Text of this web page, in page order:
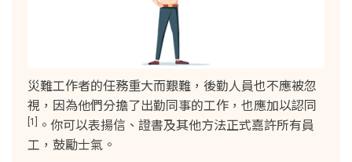
災難工作者的任務重大而艱難，後勤人員也不應被忽
視，因為他們分擔了出勤同事的工作，也應加以認同
[1]
。你可以表揚信、證書及其他方法正式嘉許所有員
工，鼓勵士氣。